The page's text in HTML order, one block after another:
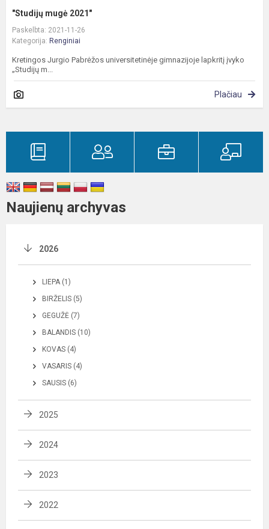
"Studijų mugė 2021"
Paskelbta: 2021-11-26
Kategorija: Renginiai
Kretingos Jurgio Pabrėžos universitetinėje gimnazijoje lapkritį įvyko
„Studijų m...
Plačiau
Naujienų archyvas
2026
LIEPA (1)
BIRŽELIS (5)
GEGUŽĖ (7)
BALANDIS (10)
KOVAS (4)
VASARIS (4)
SAUSIS (6)
2025
2024
2023
2022